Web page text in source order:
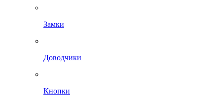
Замки
Доводчики
Кнопки